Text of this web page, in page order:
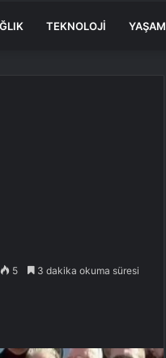
TEKNOLOJI YAŞAM
5 3 dakika okuma süresi